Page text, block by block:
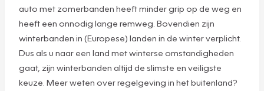
auto met zomerbanden heeft minder grip op de weg en
heeft een onnodig lange remweg. Bovendien zijn
winterbanden in (Europese) landen in de winter verplicht.
Dus als u naar een land met winterse omstandigheden
gaat, zijn winterbanden altijd de slimste en veiligste
keuze. Meer weten over regelgeving in het buitenland?